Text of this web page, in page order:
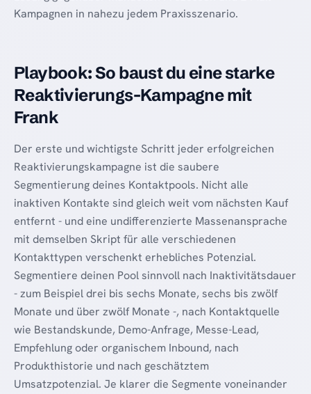
Kampagnen in nahezu jedem Praxisszenario.
Playbook: So baust du eine starke
Reaktivierungs-Kampagne mit
Frank
Der erste und wichtigste Schritt jeder erfolgreichen
Reaktivierungskampagne ist die saubere
Segmentierung deines Kontaktpools. Nicht alle
inaktiven Kontakte sind gleich weit vom nächsten Kauf
entfernt - und eine undifferenzierte Massenansprache
mit demselben Skript für alle verschiedenen
Kontakttypen verschenkt erhebliches Potenzial.
Segmentiere deinen Pool sinnvoll nach Inaktivitätsdauer
- zum Beispiel drei bis sechs Monate, sechs bis zwölf
Monate und über zwölf Monate -, nach Kontaktquelle
wie Bestandskunde, Demo-Anfrage, Messe-Lead,
Empfehlung oder organischem Inbound, nach
Produkthistorie und nach geschätztem
Umsatzpotenzial. Je klarer die Segmente voneinander